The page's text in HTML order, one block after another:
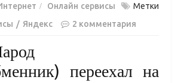
Онлайн сервисы
Метки
Яндекс 2 комментария
переехал на